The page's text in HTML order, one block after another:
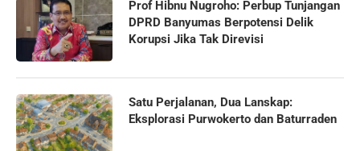
Prof Hibnu Nugroho: Perbup Tunjangan
DPRD Banyumas Berpotensi Delik
Korupsi Jika Tak Direvisi
Satu Perjalanan, Dua Lanskap:
Eksplorasi Purwokerto dan Baturraden